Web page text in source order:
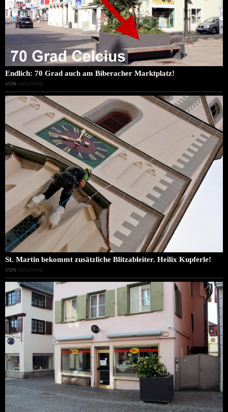
Endlich: 70 Grad auch am Biberacher Marktplatz!
VON GASPARD
St. Martin bekommt zusätzliche Blitzableiter. Heilix Kupferle!
VON GASPARD